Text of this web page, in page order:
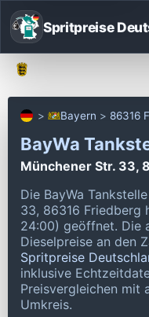
Spritpreise
Bayern 86316
BayWa
Münchener Str. 33,
Die BayWa
33, 86316 Friedberg
24:00) geöffnet. Die
Dieselpreise an den
Spritpreise
inklusive
Preisvergleichen mit
Umkreis.